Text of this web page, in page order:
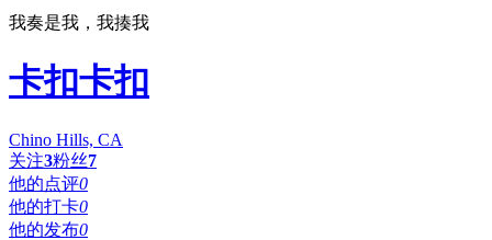
我奏是我，我揍我
卡扣卡扣
Chino Hills, CA
关注3粉丝7
他的点评0
他的打卡0
他的发布0